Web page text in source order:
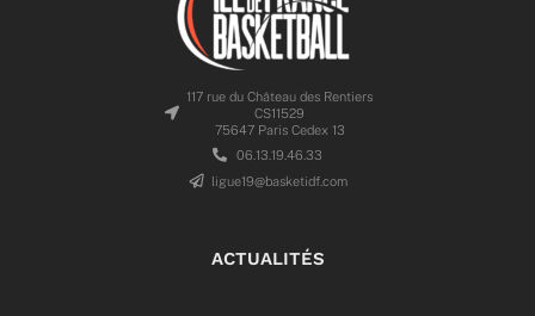
117 rue du Château des Rentiers
CS11529
75647 Paris Cedex 13
06.13.19.46.33
ligue19@basketidf.com
ACTUALITÉS